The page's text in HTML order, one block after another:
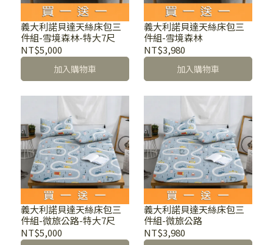
義大利諾貝達天絲床包三
件組-雪境森林-特大7尺
NT$5,000
加入購物車
義大利諾貝達天絲床包三
件組-雪境森林
NT$3,980
加入購物車
義大利諾貝達天絲床包三
件組-微旅公路-特大7尺
NT$5,000
義大利諾貝達天絲床包三
件組-微旅公路
NT$3,980